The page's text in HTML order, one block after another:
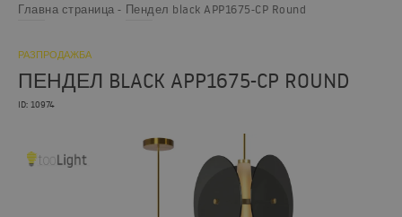
Главна страница Пендел black APP1675-CP Round
РАЗПРОДАЖБА
ПЕНДЕЛ BLACK APP1675-CP ROUND
ID: 10974